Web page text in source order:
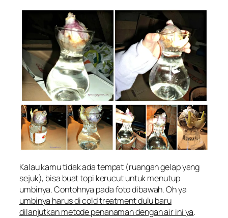
Kalau kamu tidak ada tempat (ruangan gelap yang
sejuk), bisa buat topi kerucut untuk menutup
umbinya. Contohnya pada foto dibawah. Oh ya
umbinya harus di cold treatment dulu baru
dilanjutkan metode penanaman dengan air ini ya.